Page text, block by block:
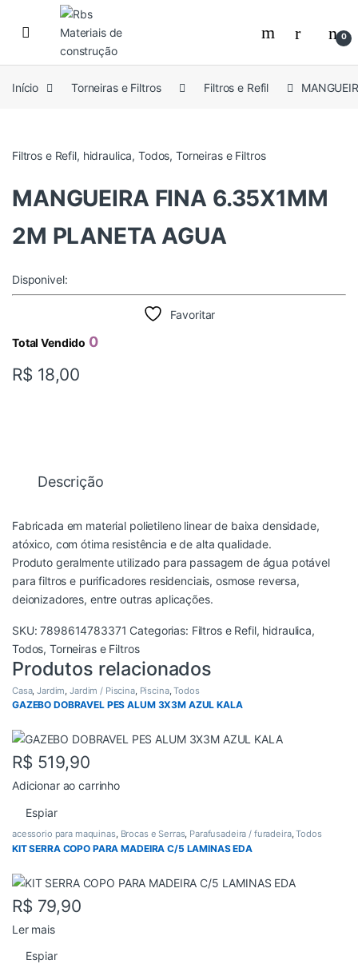
Skip to navigation
Skip to content
0
Início Torneiras e Filtros Filtros e Refil
Filtros e Refil, hidraulica, Todos,Torneiras e Filtros
MANGUEIRA FINA 6.35X1MM
2M PLANETA AGUA
Disponivel:
Favoritar
Total Vendido 0
R$ 18,00
Descrição
Fabricada em material polietileno linear de baixa densidade,
atóxico, com ótima resistência e de alta qualidade.
Produto geralmente utilizado para passagem de água potável
para filtros e purificadores residenciais, osmose reversa,
deionizadores, entre outras aplicações.
SKU:7898614783371 Categorias: Filtros e Refil, hidraulica,
Todos,Torneiras e Filtros
Produtos relacionados
Casa,Jardim ,Jardim / Piscina, Piscina,Todos
GAZEBO DOBRAVEL PES ALUM 3X3M AZUL KALA
R$ 519,90
Adicionar ao carrinho
Espiar
acessorio para maquinas, Brocas e Serras, Parafusadeira / furadeira,Todos
KIT SERRA COPO PARA MADEIRA C/5 LAMINAS EDA
R$ 79,90
Ler mais
Espiar